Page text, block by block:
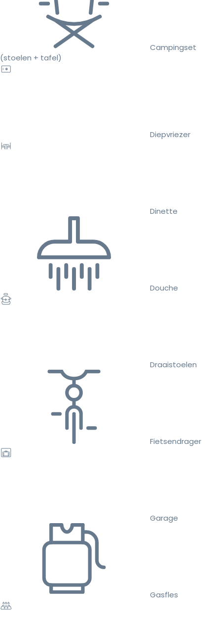
Campingset
(stoelen + tafel)
Diepvriezer
Dinette
Douche
Draaistoelen
Fietsendrager
Garage
Gasfles